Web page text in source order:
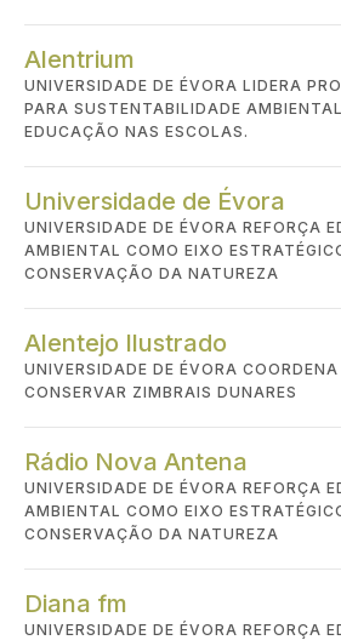
Alentrium
UNIVERSIDADE DE ÉVORA LIDERA
PARA SUSTENTABILIDADE
EDUCAÇÃO NAS ESCOLAS.
Universidade de Évora
UNIVERSIDADE DE ÉVORA REFORÇA
AMBIENTAL COMO EIXO
CONSERVAÇÃO DA NATUREZA
Alentejo Ilustrado
UNIVERSIDADE DE ÉVORA
CONSERVAR ZIMBRAIS DUNARES
Rádio Nova Antena
UNIVERSIDADE DE ÉVORA REFORÇA
AMBIENTAL COMO EIXO
CONSERVAÇÃO DA NATUREZA
Diana fm
UNIVERSIDADE DE ÉVORA REFORÇA